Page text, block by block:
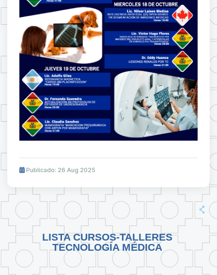
Publicado: 26 Aug 2025
LISTA CURSOS-TALLERES
TECNOLOGÍA MÉDICA